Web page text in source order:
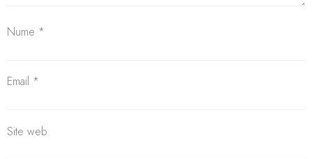
Nume *
Email *
Site web